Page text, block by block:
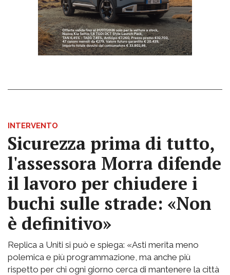
INTERVENTO
Sicurezza prima di tutto,
l'assessora Morra difende
il lavoro per chiudere i
buchi sulle strade: «Non
è definitivo»
Replica a Uniti si può e spiega: «Asti merita meno
polemica e più programmazione, ma anche più
rispetto per chi ogni giorno cerca di mantenere la città